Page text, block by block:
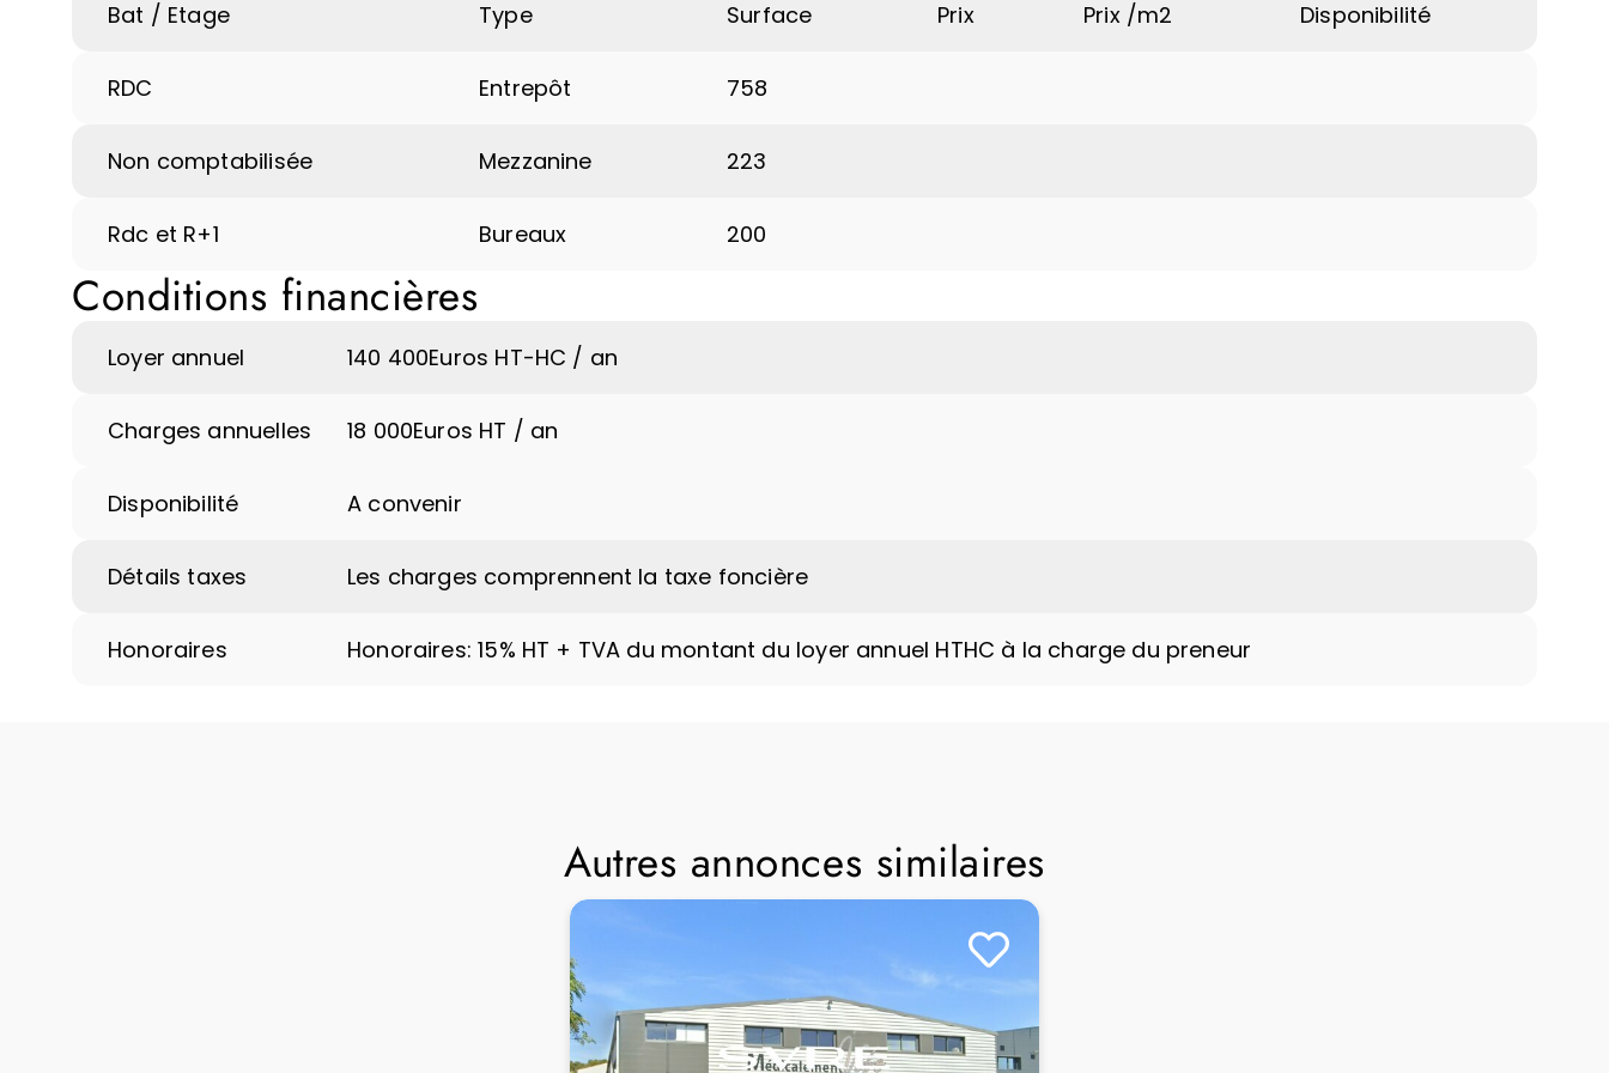
Bat / Etage Type Surface Prix Prix /m2 Disponibilité
RDC Entrepôt 758
Non comptabilisée Mezzanine 223
Rdc et R+1 Bureaux 200
Conditions financières
Loyer annuel 140 400Euros HT-HC / an
Charges annuelles 18 000Euros HT / an
Disponibilité A convenir
Détails taxes Les charges comprennent la taxe foncière
Honoraires Honoraires: 15% HT + TVA du montant du loyer annuel HTHC à la charge du preneur
Autres annonces similaires